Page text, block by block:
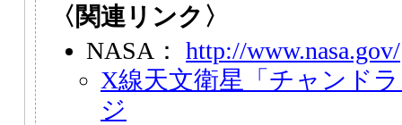
〈関連リンク〉
NASA： http://www.nasa.gov/
X線天文衛星「チャンド
ジ